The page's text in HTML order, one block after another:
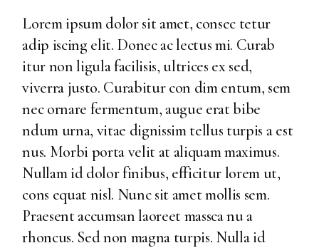
Lorem ipsum dolor sit amet, consec tetur
adip iscing elit. Donec ac lectus mi. Curab
itur non ligula facilisis, ultrices ex sed,
viverra justo. Curabitur con dim entum, sem
nec ornare fermentum, augue erat bibe
ndum urna, vitae dignissim tellus turpis a est
nus. Morbi porta velit at aliquam maximus.
Nullam id dolor finibus, efficitur lorem ut,
cons equat nisl. Nunc sit amet mollis sem.
Praesent accumsan laoreet massca nu a
rhoncus. Sed non magna turpis. Nulla id